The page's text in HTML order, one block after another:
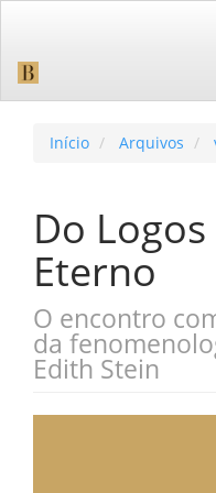
Barra
Início Arquivos
Do
Eterno
O encontro
da
Edith Stein